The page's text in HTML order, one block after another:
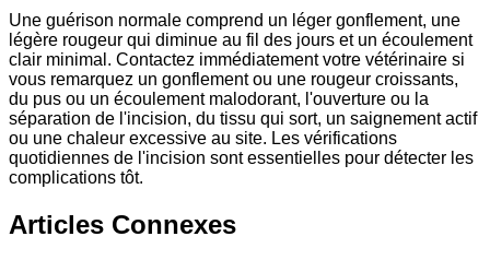
Une guérison normale comprend un léger gonflement, une
légère rougeur qui diminue au fil des jours et un écoulement
clair minimal. Contactez immédiatement votre vétérinaire si
vous remarquez un gonflement ou une rougeur croissants,
du pus ou un écoulement malodorant, l'ouverture ou la
séparation de l'incision, du tissu qui sort, un saignement actif
ou une chaleur excessive au site. Les vérifications
quotidiennes de l'incision sont essentielles pour détecter les
complications tôt.
Articles Connexes